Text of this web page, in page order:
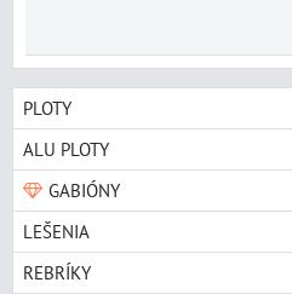
PLOTY
ALU PLOTY
GABIÓNY
LEŠENIA
REBRÍKY